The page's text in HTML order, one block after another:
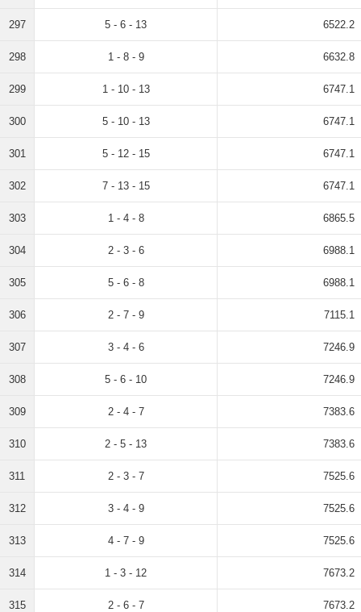
297 5 - 6 - 13 6522.2
298 1 - 8 - 9 6632.8
299 1 - 10 - 13 6747.1
300 5 - 10 - 13 6747.1
301 5 - 12 - 15 6747.1
302 7 - 13 - 15 6747.1
303 1 - 4 - 8 6865.5
304 2 - 3 - 6 6988.1
305 5 - 6 - 8 6988.1
306 2 - 7 - 9 7115.1
307 3 - 4 - 6 7246.9
308 5 - 6 - 10 7246.9
309 2 - 4 - 7 7383.6
310 2 - 5 - 13 7383.6
311 2 - 3 - 7 7525.6
312 3 - 4 - 9 7525.6
313 4 - 7 - 9 7525.6
314 1 - 3 - 12 7673.2
315 2 - 6 - 7 7673.2